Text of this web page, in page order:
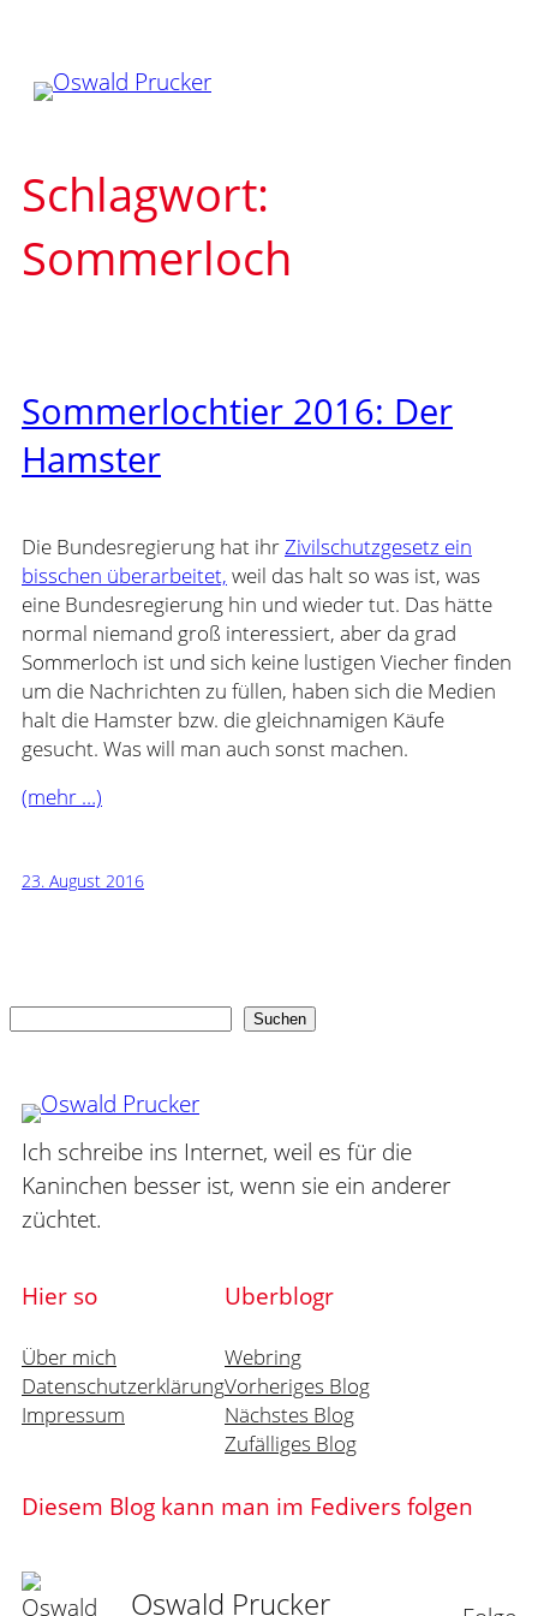
springen
Schlagwort:
Sommerloch
Sommerlochtier 2016: Der
Hamster
Die Bundesregierung hat ihrZivilschutzgesetz ein
bisschen überarbeitet, weil das halt so was ist, was
eine Bundesregierung hin und wieder tut. Das hätte
normal niemand groß interessiert, aber da grad
Sommerloch ist und sich keine lustigen Viecher finden
um die Nachrichten zu füllen, haben sich die Medien
halt die Hamster bzw. die gleichnamigen Käufe
gesucht. Was will man auch sonst machen.
(mehr …)
23. August 2016
Suchen
Ich schreibe ins Internet, weil es für die
Kaninchen besser ist, wenn sie ein anderer
züchtet.
Hier so
Über mich
Datenschutzerklärung
Impressum
Uberblogr
Webring
Vorheriges Blog
Nächstes Blog
Zufälliges Blog
Diesem Blog kann man im Fedivers folgen
Oswald Prucker